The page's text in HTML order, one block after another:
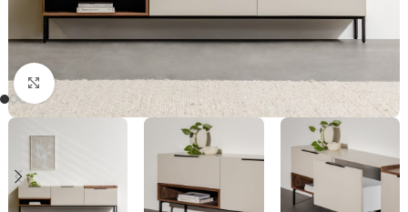
Click to enlarge